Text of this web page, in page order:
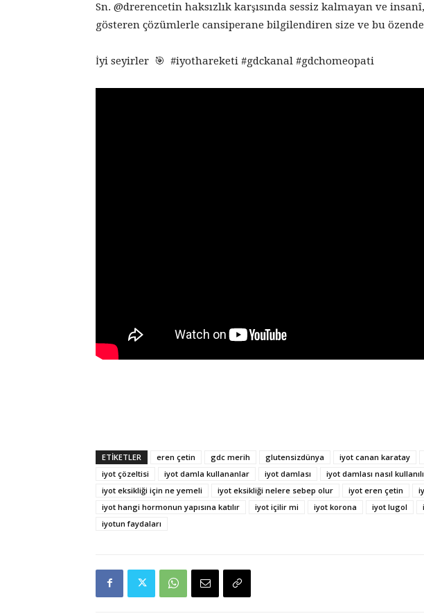
Sn. @drerencetin haksızlık karşısında sessiz kalmayan ve
gösteren çözümlerle cansiperane bilgilendiren size ve bu
İyi seyirler 🎯 #iyothareketi #gdckanal #gdchomeopati
ETIKETLER eren çetin gdc merih glutensizdünya iyot canan karatay
iyot çözeltisi
iyot damla kullananlar iyot damlası iyot damlası nasıl
iyot eksikliği için ne yemeli
iyot eksikliği nelere sebep olur iyot eren çetin
iyot hangi hormonun yapısına katılır
iyot içilir mi iyot korona iyot lugol
iyotun faydaları